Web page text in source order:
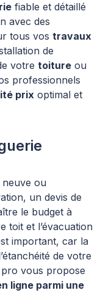
fiable et détaillé
avec des
tous vos travaux
de
votre toiture ou
professionnels
prix optimal et
neuve ou
un devis de
le budget à
toit et l’évacuation
important, car la
de votre
pro vous propose
ligne parmi une